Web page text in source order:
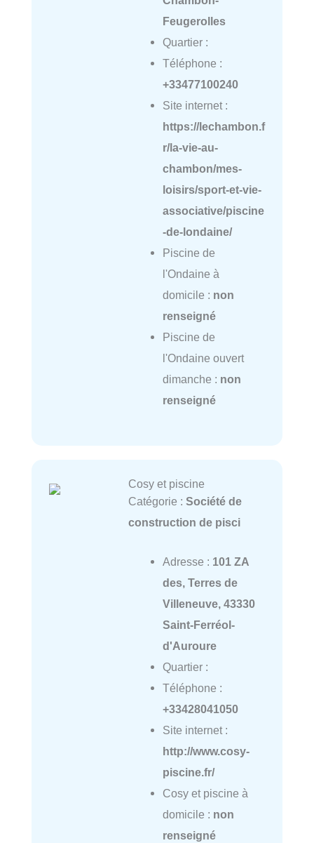
Feugerolles
Quartier :
Téléphone :
+33477100240
Site internet :
https://lechambon.f
r/la-vie-au-
chambon/mes-
loisirs/sport-et-vie-
associative/piscine
-de-londaine/
Piscine de
l'Ondaine à
domicile : non
renseigné
Piscine de
l'Ondaine ouvert
dimanche : non
renseigné
Cosy et piscine
Catégorie : Société de
construction de pisci
Adresse : 101 ZA
des, Terres de
Villeneuve, 43330
Saint-Ferréol-
d'Auroure
Quartier :
Téléphone :
+33428041050
Site internet :
http://www.cosy-
piscine.fr/
Cosy et piscine à
domicile : non
renseigné